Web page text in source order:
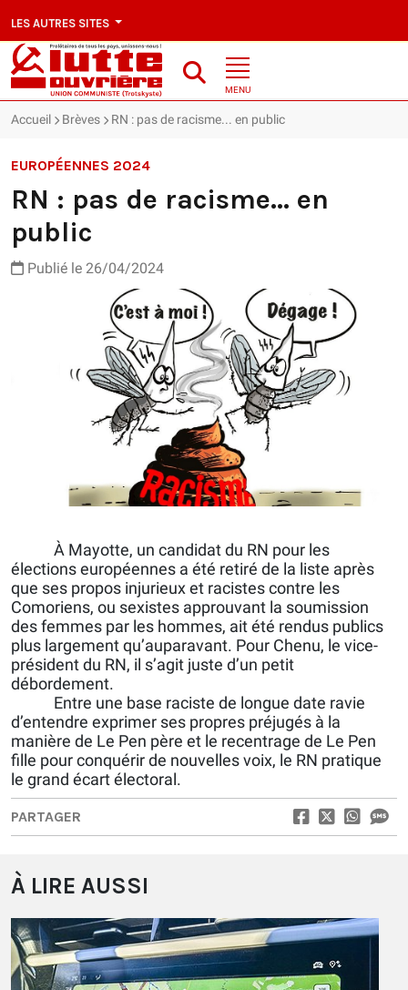
LES AUTRES SITES
MENU
Accueil Brèves RN : pas de racisme... en public
EUROPÉENNES 2024
RN : pas de racisme... en
public
Publié le 26/04/2024
À Mayotte, un candidat du RN pour les
élections européennes a été retiré de la liste après
que ses propos injurieux et racistes contre les
Comoriens, ou sexistes approuvant la soumission
des femmes par les hommes, ait été rendus publics
plus largement qu’auparavant. Pour Chenu, le vice-
président du RN, il s’agit juste d’un petit
débordement.
Entre une base raciste de longue date ravie
d’entendre exprimer ses propres préjugés à la
manière de Le Pen père et le recentrage de Le Pen
fille pour conquérir de nouvelles voix, le RN pratique
le grand écart électoral.
PARTAGER
À LIRE AUSSI